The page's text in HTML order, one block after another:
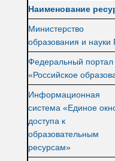
Наименование
Министерство
образования и науки
Федеральный портал
«Российское
Информационная
система «Единое
доступа к
образовательным
ресурсам»